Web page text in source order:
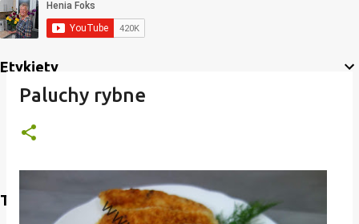
Etykiety
Translate
Paluchy rybne